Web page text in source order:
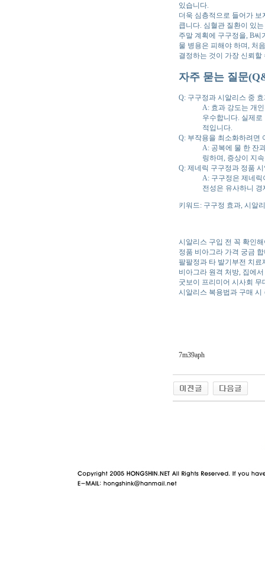
있습니다.
더욱 심층적으로 들어가 보
큽니다. 심혈관 질환이 있
주말 계획에 구구정을, B
물 병용은 피해야 하며, 처
결정하는 것이 가장 신뢰할
자주 묻는 질문
Q: 구구정과 시알리스 중
A: 효과 강도는 개
우수합니다. 실제
적입니다.
Q: 부작용을 최소화하려면
A: 공복에 물 한 잔
링하며, 증상이 지
Q: 제네릭 구구정과 정품
A: 구구정은 제네릭
전성은 유사하니
키워드: 구구정 효과, 시알
시알리스 구입 전 꼭 확인
정품 비아그라 가격 궁금
팔팔정과 타 발기부전 치료
비아그라 원격 처방, 집에
굿보이 프리미어 시사회 무
시알리스 복용법과 구매 시
7m39aph